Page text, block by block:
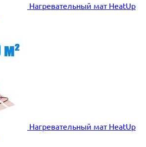
Нагревательный мат HeatUp
Нагревательный мат HeatUp